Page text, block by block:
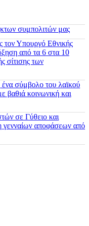
συμπολιτών μας
τον Υπουργό Εθνικής
από τα 6 στα 10
σίτισης των
σύμβολο του λαϊκού
βαθιά κοινωνική και
σε Γύθειο και
γενναίων αποφάσεων από